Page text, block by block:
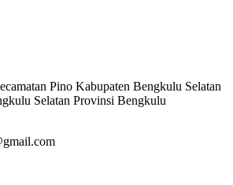
Pino Kabupaten Bengkulu Selatan
Selatan Provinsi Bengkulu